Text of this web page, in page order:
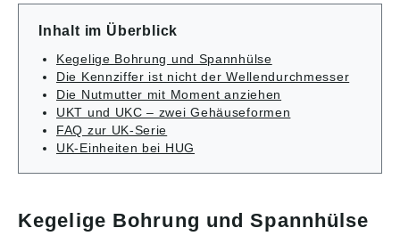
Daten wurden von uns
gewissenhaft
recherchiert, können
sich aber inzwischen
geändert haben.
Abbildungen sind
ähnlich, Irrtum
vorbehalten. Angaben
gemäß
Produktsicherheitsver
(Deutschland) GmbH,
Max-Planck-Str. 23,
Daten wurden von uns
sich aber inzwischen
geändert haben.
Abbildungen sind
ähnlich, Irrtum
vorbehalten. Angaben
(Deutschland) GmbH,
Max-Planck-Str. 23,
passende WELLENDI
Spannlager-
Gehäuseeinheiten,
wie das UKT211-D1
von NTN bestehen
aus dem Spannlager
(Y-Lager) mit
Außenmantelfläche
(Y-Lagergehäuse) mit
Spannlager-
Gehäuseeinheiten,
wie das UKT213-D1
von NTN bestehen
Außenmantelfläche
(Y-Lagergehäuse) mit
Inhalt im Überblick
Kegelige Bohrung und Spannhülse
Die Kennziffer ist nicht der Wellendurchmesser
Die Nutmutter mit Moment anziehen
UKT und UKC – zwei Gehäuseformen
FAQ zur UK-Serie
UK-Einheiten bei HUG
Kegelige Bohrung und Spannhülse